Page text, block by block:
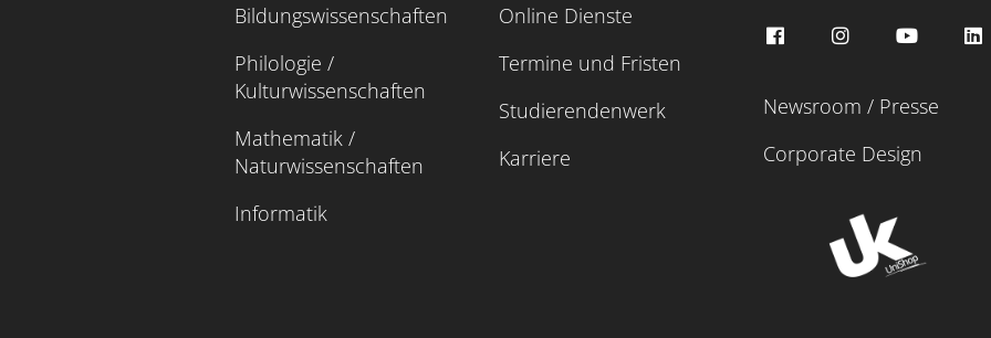
Bildungswissenschaften
Philologie /
Kulturwissenschaften
Mathematik /
Naturwissenschaften
Informatik
Online Dienste
Termine und Fristen
Studierendenwerk
Karriere
Newsroom / Presse
Corporate Design